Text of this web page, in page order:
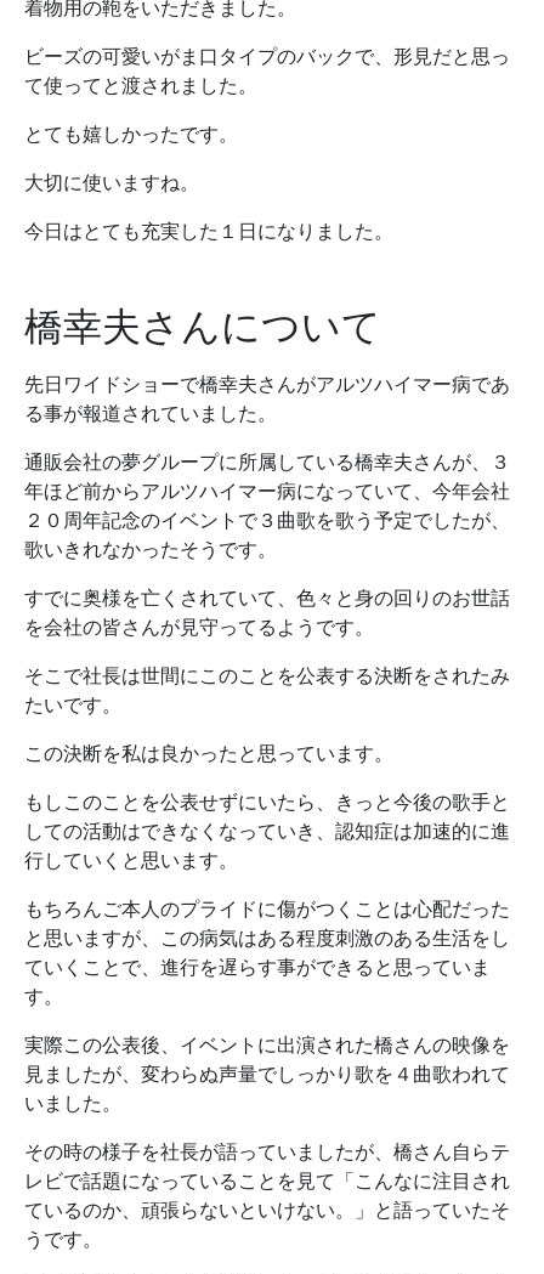
着物用の鞄をいただきました。
ビーズの可愛いがま口タイプのバックで、形見だと思っ
て使ってと渡されました。
とても嬉しかったです。
大切に使いますね。
今日はとても充実した１日になりました。
橋幸夫さんについて
先日ワイドショーで橋幸夫さんがアルツハイマー病であ
る事が報道されていました。
通販会社の夢グループに所属している橋幸夫さんが、３
年ほど前からアルツハイマー病になっていて、今年会社
２０周年記念のイベントで３曲歌を歌う予定でしたが、
歌いきれなかったそうです。
すでに奥様を亡くされていて、色々と身の回りのお世話
を会社の皆さんが見守ってるようです。
そこで社長は世間にこのことを公表する決断をされたみ
たいです。
この決断を私は良かったと思っています。
もしこのことを公表せずにいたら、きっと今後の歌手と
しての活動はできなくなっていき、認知症は加速的に進
行していくと思います。
もちろんご本人のプライドに傷がつくことは心配だった
と思いますが、この病気はある程度刺激のある生活をし
ていくことで、進行を遅らす事ができると思っていま
す。
実際この公表後、イベントに出演された橋さんの映像を
見ましたが、変わらぬ声量でしっかり歌を４曲歌われて
いました。
その時の様子を社長が語っていましたが、橋さん自らテ
レビで話題になっていることを見て「こんなに注目され
ているのか、頑張らないといけない。」と語っていたそ
うです。